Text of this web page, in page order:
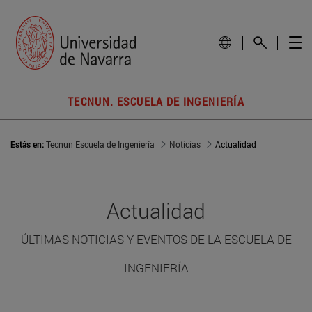
TECNUN. ESCUELA DE INGENIERÍA
Estás en:Tecnun Escuela de Ingeniería Noticias Actualidad
Actualidad
ÚLTIMAS NOTICIAS Y EVENTOS DE LA ESCUELA DE
INGENIERÍA